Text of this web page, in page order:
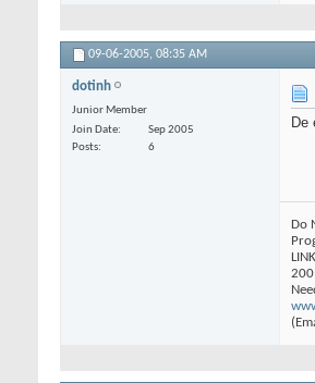
09-06-2005, 08:35 AM
dotinh
Junior Member
Join Date
Sep 2005
Posts
6
De
Do
200